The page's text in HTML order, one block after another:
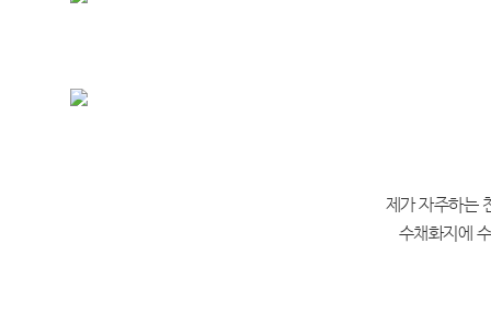
제가 자주하는
수채화지에